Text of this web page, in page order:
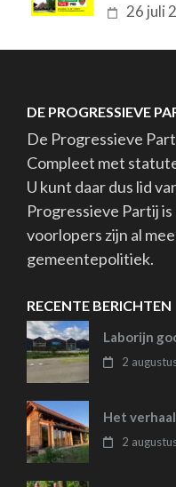
26 juli
DE PROGRESSIEVE
De Progressieve
Compleet met
U kunt daar dus lid
Progressieve Partij
voorlopers zijn al
gemeentepolitiek.
RECENTE BERICHTEN
Laborijn
2
Het
2